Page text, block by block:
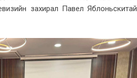
захирал Павел Яблоньскитай